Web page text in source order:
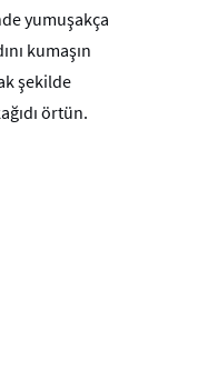
yumuşakça
kumaşın
şekilde
örtün.